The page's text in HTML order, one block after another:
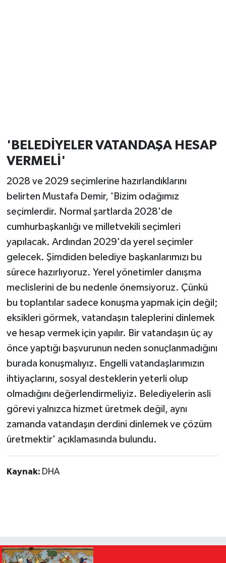
'BELEDİYELER VATANDAŞA HESAP
VERMELİ'
2028 ve 2029 seçimlerine hazırlandıklarını
belirten Mustafa Demir, 'Bizim odağımız
seçimlerdir. Normal şartlarda 2028'de
cumhurbaşkanlığı ve milletvekili seçimleri
yapılacak. Ardından 2029'da yerel seçimler
gelecek. Şimdiden belediye başkanlarımızı bu
sürece hazırlıyoruz. Yerel yönetimler danışma
meclislerini de bu nedenle önemsiyoruz. Çünkü
bu toplantılar sadece konuşma yapmak için değil;
eksikleri görmek, vatandaşın taleplerini dinlemek
ve hesap vermek için yapılır. Bir vatandaşın üç ay
önce yaptığı başvurunun neden sonuçlanmadığını
burada konuşmalıyız. Engelli vatandaşlarımızın
ihtiyaçlarını, sosyal desteklerin yeterli olup
olmadığını değerlendirmeliyiz. Belediyelerin asli
görevi yalnızca hizmet üretmek değil, aynı
zamanda vatandaşın derdini dinlemek ve çözüm
üretmektir' açıklamasında bulundu.
Kaynak: DHA